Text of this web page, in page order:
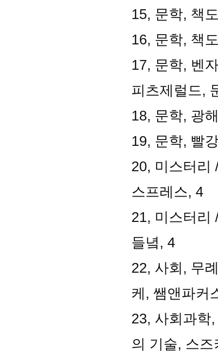
15, 문학, 책
16, 문학, 책
17, 문학, 벤
피츠제럴드,
18, 문학, 광
19, 문학, 빨
20, 미스터리
스프레스, 4
21, 미스터리
들녘, 4
22, 사회, 무
케, 쌤앤파커
23, 사회과학
의 기술, 스